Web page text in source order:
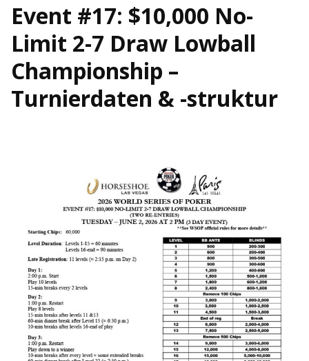
Event #17: $10,000 No-
Limit 2-7 Draw Lowball
Championship –
Turnierdaten & -struktur